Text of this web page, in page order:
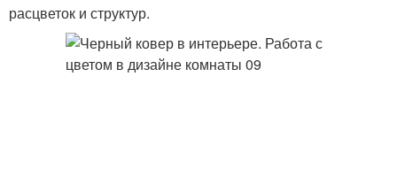
расцветок и структур.